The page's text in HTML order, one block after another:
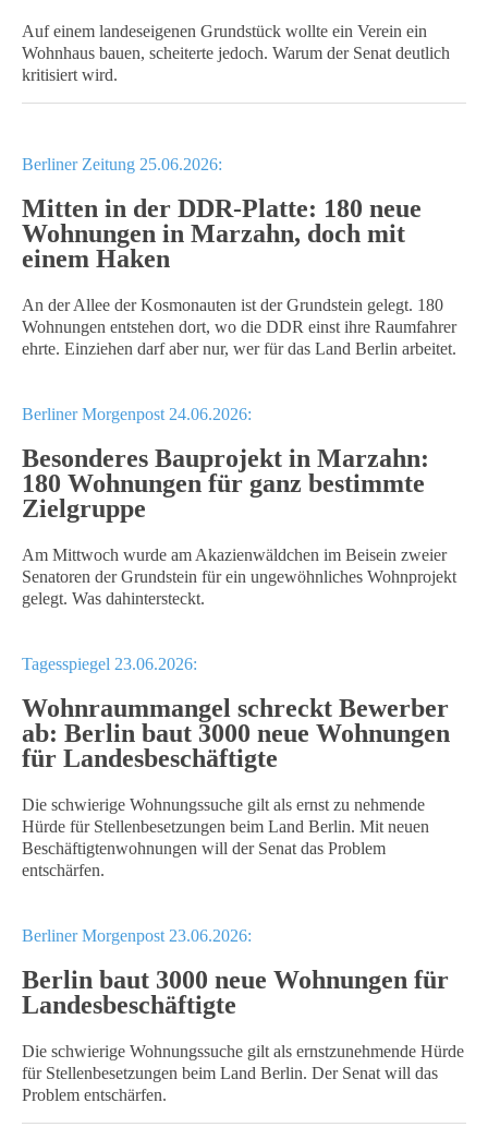
Auf einem landeseigenen Grundstück wollte ein Verein ein
Wohnhaus bauen, scheiterte jedoch. Warum der Senat deutlich
kritisiert wird.
Berliner Zeitung 25.06.2026:
Mitten in der DDR-Platte: 180 neue
Wohnungen in Marzahn, doch mit
einem Haken
An der Allee der Kosmonauten ist der Grundstein gelegt. 180
Wohnungen entstehen dort, wo die DDR einst ihre Raumfahrer
ehrte. Einziehen darf aber nur, wer für das Land Berlin arbeitet.
Berliner Morgenpost 24.06.2026:
Besonderes Bauprojekt in Marzahn:
180 Wohnungen für ganz bestimmte
Zielgruppe
Am Mittwoch wurde am Akazienwäldchen im Beisein zweier
Senatoren der Grundstein für ein ungewöhnliches Wohnprojekt
gelegt. Was dahintersteckt.
Tagesspiegel 23.06.2026:
Wohnraummangel schreckt Bewerber
ab: Berlin baut 3000 neue Wohnungen
für Landesbeschäftigte
Die schwierige Wohnungssuche gilt als ernst zu nehmende
Hürde für Stellenbesetzungen beim Land Berlin. Mit neuen
Beschäftigtenwohnungen will der Senat das Problem
entschärfen.
Berliner Morgenpost 23.06.2026:
Berlin baut 3000 neue Wohnungen für
Landesbeschäftigte
Die schwierige Wohnungssuche gilt als ernstzunehmende Hürde
für Stellenbesetzungen beim Land Berlin. Der Senat will das
Problem entschärfen.